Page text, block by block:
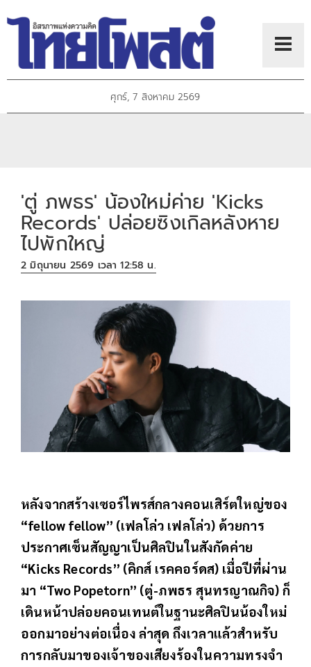
ศุกร์, 7 สิงหาคม 2569
'ตู่ ภพธร' น้องใหม่ค่าย 'Kicks
Records' ปล่อยซิงเกิลหลังหาย
ไปพักใหญ่
2 มิถุนายน 2569 เวลา 12:58 น.
หลังจากสร้างเซอร์ไพรส์กลางคอนเสิร์ตใหญ่ของ
“fellow fellow” (เฟลโล่ว เฟลโล่ว) ด้วยการ
ประกาศเซ็นสัญญาเป็นศิลปินในสังกัดค่าย
“Kicks Records” (คิกส์ เรคคอร์ดส) เมื่อปีที่ผ่าน
มา “Two Popetorn” (ตู่-ภพธร สุนทรญาณกิจ) ก็
เดินหน้าปล่อยคอนเทนต์ในฐานะศิลปินน้องใหม่
ออกมาอย่างต่อเนื่อง ล่าสุด ถึงเวลาแล้วสำหรับ
การกลับมาของเจ้าของเสียงร้องในความทรงจำ